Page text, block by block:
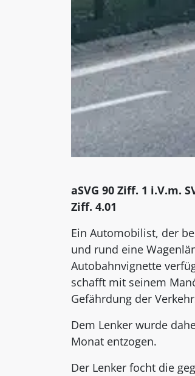
aSVG 90 Ziff. 1 i.V.m.
Ziff. 4.01
Ein Automobilist, der
und rund eine
Autobahnvignette
schafft mit seinem
Gefährdung der
Dem Lenker wurde
Monat entzogen.
Der Lenker focht die